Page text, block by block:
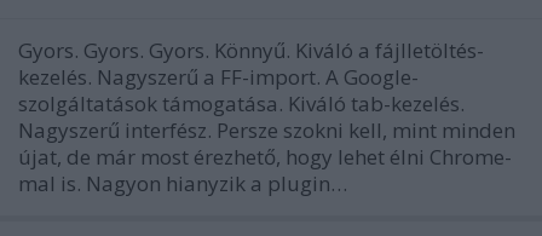
Gyors. Gyors. Gyors. Könnyű. Kiváló a fájlletöltés-
kezelés. Nagyszerű a FF-import. A Google-
szolgáltatások támogatása. Kiváló tab-kezelés.
Nagyszerű interfész. Persze szokni kell, mint minden
újat, de már most érezhető, hogy lehet élni Chrome-
mal is. Nagyon hianyzik a plugin…